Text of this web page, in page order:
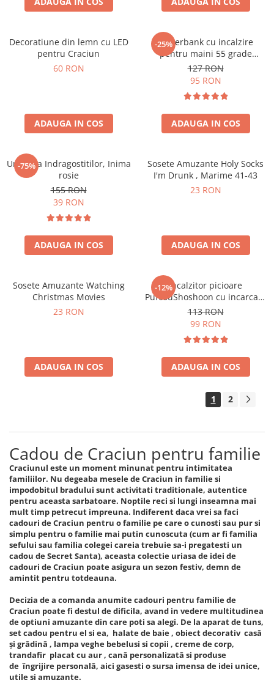
Decoratiune din lemn cu LED
pentru Craciun
60 RON
ADAUGA IN COS
-25%
Powerbank cu incalzire
pentru maini 55 grade
Bucuria frigurosilor
10000mAh
127 RON
95 RON
ADAUGA IN COS
-75%
Umbrela Indragostitilor, Inima
rosie
155 RON
39 RON
ADAUGA IN COS
Sosete Amuzante Holy Socks
I'm Drunk , Marime 41-43
23 RON
ADAUGA IN COS
Sosete Amuzante Watching
Christmas Movies
23 RON
ADAUGA IN COS
-12%Incalzitor picioare
PufosuShoshoon cu incarcare
USB
113 RON
99 RON
ADAUGA IN COS
1 2
Cadou de Craciun pentru familie
Craciunul este un moment minunat pentru intimitatea
familiilor. Nu degeaba mesele de Craciun in familie si
impodobitul bradului sunt activitati traditionale, autentice
pentru aceasta sarbatoare. Noptile reci si lungi inseamna mai
mult timp petrecut impreuna. Indiferent daca vrei sa faci
cadouri de Craciun pentru o familie pe care o cunosti sau pur si
simplu pentru o familie mai putin cunoscuta (cum ar fi familia
sefului sau familia colegei careia trebuie sa-i pregatesti un
cadou de Secret Santa), aceasta colectie uriasa de idei de
cadouri de Craciun poate asigura un sezon festiv, demn de
amintit pentru totdeauna.
Decizia de a comanda anumite cadouri pentru familie de
Craciun poate fi destul de dificila, avand in vedere multitudinea
de optiuni amuzante din care poti sa alegi. De la aparat de tuns,
set cadou pentru el si ea, halate de baie , obiect decorativ casă
și grădină , lampa veghe bebelusi si copii , creme de corp,
trandafir placat cu aur , cană personalizată si produse
de îngrijire personală, aici gasesti o sursa imensa de idei unice,
utile si amuzante.